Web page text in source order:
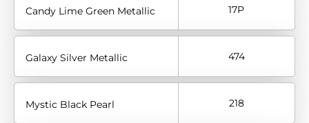
Candy Lime Green Metallic 17P
Galaxy Silver Metallic 474
Mystic Black Pearl 218